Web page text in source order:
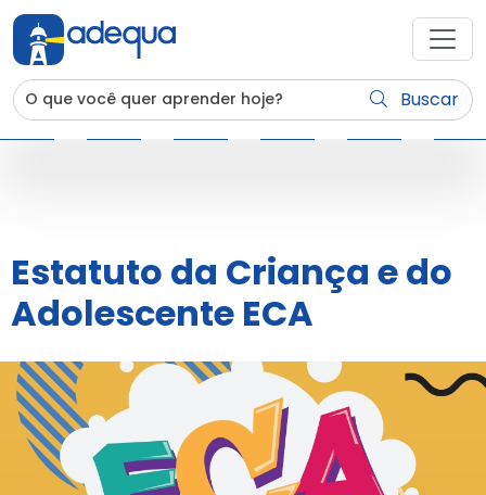
Buscar
Estatuto da Criança e do
Adolescente ECA